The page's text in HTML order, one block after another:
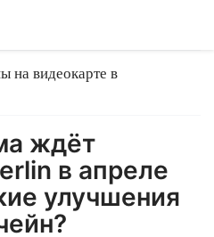
на видеокарте в
ждёт
в апреле
улучшения